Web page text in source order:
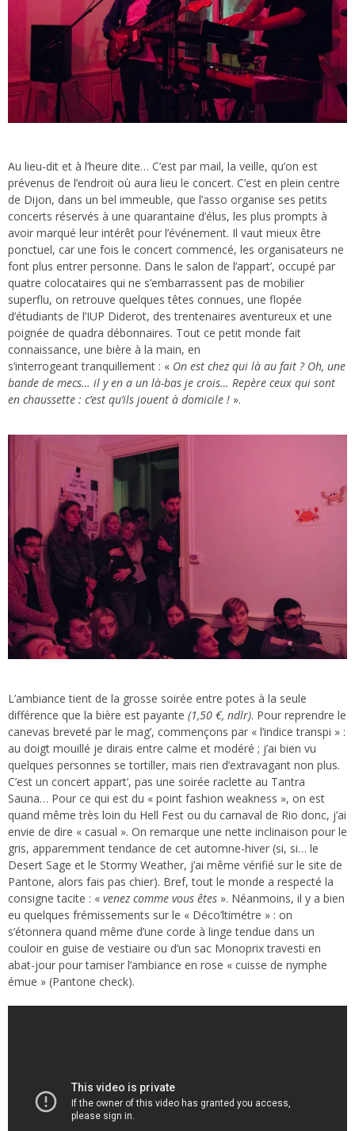
Au lieu-dit et à l’heure dite… C’est par mail, la veille, qu’on est
prévenus de l’endroit où aura lieu le concert. C’est en plein centre
de Dijon, dans un bel immeuble, que l’asso organise ses petits
concerts réservés à une quarantaine d’élus, les plus prompts à
avoir marqué leur intérêt pour l’événement. Il vaut mieux être
ponctuel, car une fois le concert commencé, les organisateurs ne
font plus entrer personne. Dans le salon de l’appart’, occupé par
quatre colocataires qui ne s’embarrassent pas de mobilier
superflu, on retrouve quelques têtes connues, une flopée
d’étudiants de l’IUP Diderot, des trentenaires aventureux et une
poignée de quadra débonnaires. Tout ce petit monde fait
connaissance, une bière à la main, en
s’interrogeant tranquillement : « On est chez qui là au fait ? Oh, une
bande de mecs… il y en a un là-bas je crois… Repère ceux qui sont
en chaussette : c’est qu’ils jouent à domicile ! ».
L’ambiance tient de la grosse soirée entre potes à la seule
différence que la bière est payante (1,50 €, ndlr). Pour reprendre le
canevas breveté par le mag’, commençons par « l’indice transpi » :
au doigt mouillé je dirais entre calme et modéré ; j’ai bien vu
quelques personnes se tortiller, mais rien d’extravagant non plus.
C’est un concert appart’, pas une soirée raclette au Tantra
Sauna… Pour ce qui est du « point fashion weakness », on est
quand même très loin du Hell Fest ou du carnaval de Rio donc, j’ai
envie de dire « casual ». On remarque une nette inclinaison pour le
gris, apparemment tendance de cet automne-hiver (si, si… le
Desert Sage et le Stormy Weather, j’ai même vérifié sur le site de
Pantone, alors fais pas chier). Bref, tout le monde a respecté la
consigne tacite : « venez comme vous êtes ». Néanmoins, il y a bien
eu quelques frémissements sur le « Déco’ltimétre » : on
s’étonnera quand même d’une corde à linge tendue dans un
couloir en guise de vestiaire ou d’un sac Monoprix travesti en
abat-jour pour tamiser l’ambiance en rose « cuisse de nymphe
émue » (Pantone check).